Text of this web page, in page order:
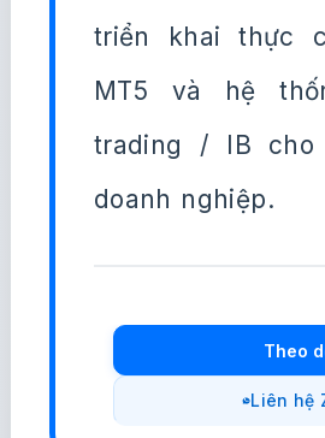
triển khai thực
MT5 và hệ
trading / IB cho
doanh nghiệp.
Theo
Liên hệ